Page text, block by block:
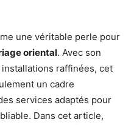
une véritable perle pour
oriental. Avec son
raffinées, cet
un cadre
services adaptés pour
Dans cet article,